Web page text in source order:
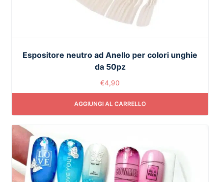
Espositore neutro ad Anello per colori unghie
da 50pz
€4,90
AGGIUNGI AL CARRELLO